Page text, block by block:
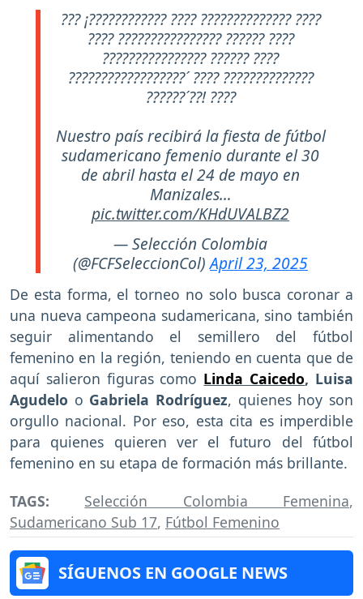
??? ¡???????????? ???? ?????????????? ????
???? ???????????????? ?????? ????
???????????????? ?????? ????
??????????????????´ ???? ??????????????
??????´??! ????
Nuestro país recibirá la fiesta de fútbol
sudamericano femenio durante el 30
de abril hasta el 24 de mayo en
Manizales…
pic.twitter.com/KHdUVALBZ2
— Selección Colombia
(@FCFSeleccionCol)April 23, 2025
De esta forma, el torneo no solo busca coronar a
una nueva campeona sudamericana, sino también
seguir alimentando el semillero del fútbol
femenino en la región, teniendo en cuenta que de
aquí salieron figuras como Linda Caicedo, Luisa
Agudelo o Gabriela Rodríguez, quienes hoy son
orgullo nacional. Por eso, esta cita es imperdible
para quienes quieren ver el futuro del fútbol
femenino en su etapa de formación más brillante.
TAGS: Selección Colombia Femenina,
Sudamericano Sub 17, Fútbol Femenino
SÍGUENOS EN GOOGLE NEWS